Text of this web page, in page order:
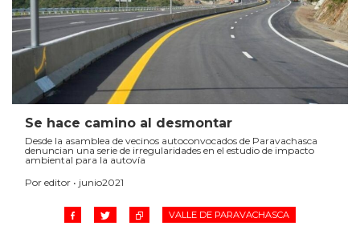
Se hace camino al desmontar
Desde la asamblea de vecinos autoconvocados de Paravachasca
denuncian una serie de irregularidades en el estudio de impacto
ambiental para la autovía
Por editor • junio2021
VALLE DE PARAVACHASCA